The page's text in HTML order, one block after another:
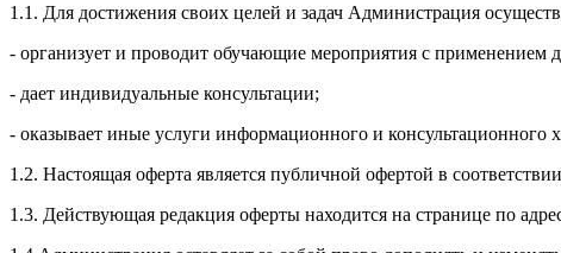
1.1. Для достижения своих целей и задач Администрация
- организует и проводит обучающие мероприятия с
- дает индивидуальные консультации;
- оказывает иные услуги информационного и консультационного
1.2. Настоящая оферта является публичной офертой в
1.3. Действующая редакция оферты находится на странице по